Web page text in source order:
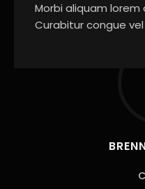
Morbi aliquam lorem
Curabitur congue